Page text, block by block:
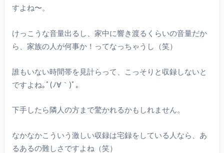
すよね〜。
けっこうな音量出るし、家中に響き渡るくらいの音量だか
ら、家族の人が何事か！ってなっちゃうし（笑）
誰もいない時間帯を見計らって、こっそりと収録しないと
ですよね｡ﾟ(ﾉ∀｀)ﾟ｡
下手したら隣人の方まで驚かれるかもしれません。
なかなかこういう激しい収録は宅録をしている人なら、あ
るあるの難しさですよね（笑）